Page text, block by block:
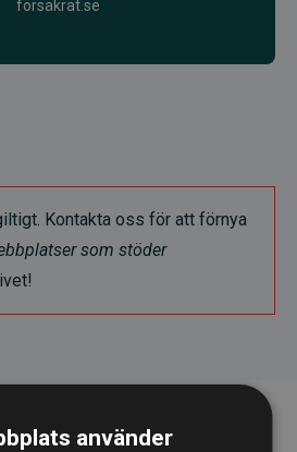
försäkrat.se
Kontakta oss för att förnya
som stöder
använder